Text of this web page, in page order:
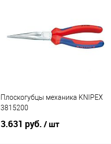
Плоскогубцы механика KNIPEX
3815200
3.631 руб. / шт